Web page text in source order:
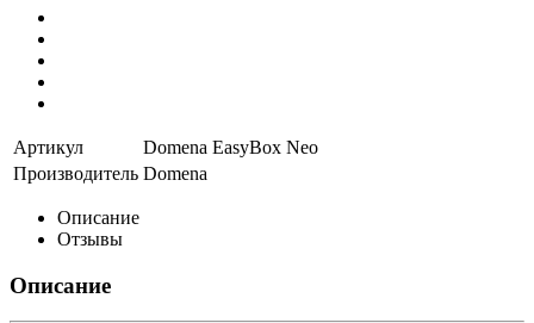
Артикул
Domena EasyBox Neo
Производитель Domena
Описание
Отзывы
Описание